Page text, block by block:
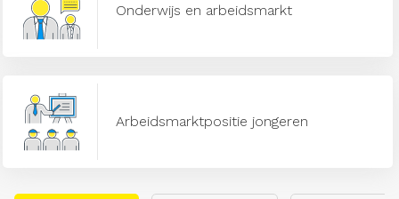
Onderwijs en arbeidsmarkt
Arbeidsmarktpositie jongeren